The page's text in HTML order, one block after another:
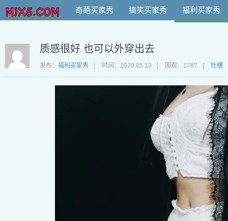
奇葩买家秀 搞笑买家秀 福利买家秀
质感很好 也可以外穿出去
发布： 福利买家秀 时间： 2020.05.13 围观：1787 吐槽